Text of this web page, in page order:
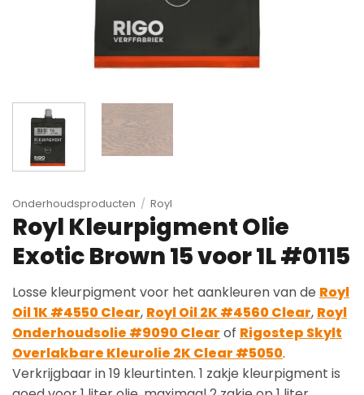
Onderhoudsproducten / Royl
Royl Kleurpigment Olie
Exotic Brown 15 voor 1L #0115
Losse kleurpigment voor het aankleuren van de Royl
Oil 1K #4550 Clear, Royl Oil 2K #4560 Clear, Royl
Onderhoudsolie #9090 Clear of Rigostep Skylt
Overlakbare Kleurolie 2K Clear #5050.
Verkrijgbaar in 19 kleurtinten. 1 zakje kleurpigment is